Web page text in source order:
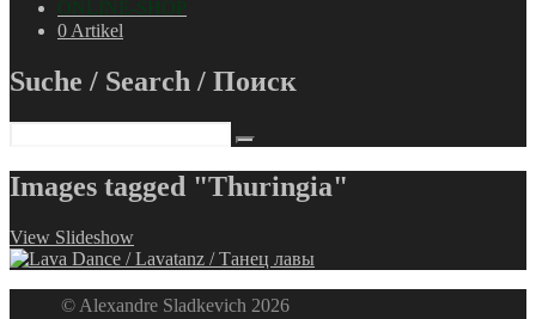
ONLINE-SHOP
0 Artikel
Suche / Search / Поиск
Images tagged "Thuringia"
View Slideshow
© Alexandre Sladkevich 2026